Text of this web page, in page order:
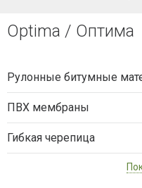
Optima / Оптима
Рулонные битумные
ПВХ мембраны
Гибкая черепица